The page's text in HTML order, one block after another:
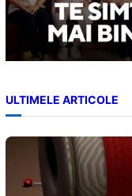
ULTIMELE ARTICOLE